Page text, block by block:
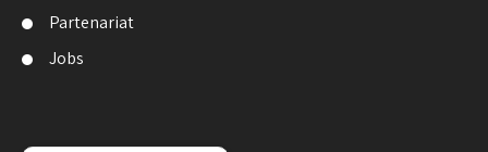
Partenariat
Jobs